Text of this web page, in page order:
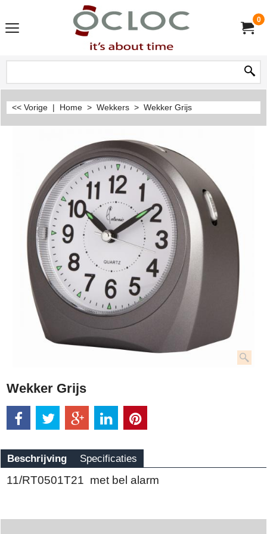
0
<< Vorige | Home > Wekkers > Wekker Grijs
Wekker Grijs
Beschrijving Specificaties
11/RT0501T21 met bel alarm